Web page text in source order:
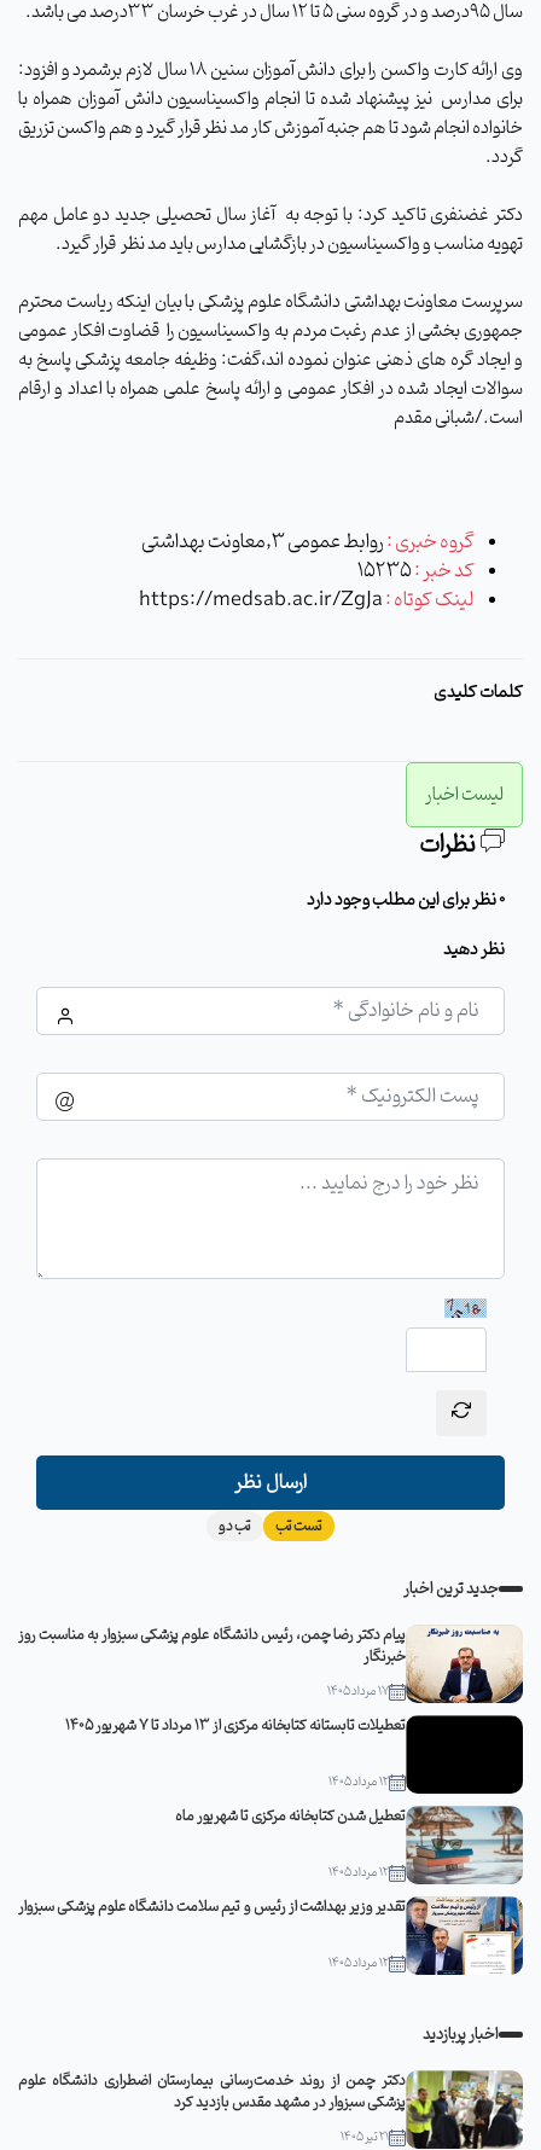
سال 95درصد و در گروه سنی ۵ تا 12 سال در غرب خرسان 33درصد می باشد.
وی ارائه کارت واکسن را برای دانش آموزان سنین ۱۸ سال لازم برشمرد و افزود:
برای مدارس نیز پیشنهاد شده تا انجام واکسیناسیون دانش آموزان همراه با
خانواده انجام شود تا هم جنبه آموزش کار مد نظر قرار گیرد و هم واکسن تزریق
گردد.
دکتر غضنفری تاکید کرد: با توجه به آغاز سال تحصیلی جدید دو عامل مهم
تهویه مناسب و واکسیناسیون در بازگشایی مدارس باید مد نظر قرار گیرد.‌
سرپرست معاونت بهداشتی دانشگاه علوم پزشکی با بیان اینکه ریاست محترم
جمهوری بخشی از عدم رغبت مردم به واکسیناسیون را قضاوت افکار عمومی
و ایجاد گره های ذهنی عنوان نموده اند،گفت: وظیفه جامعه پزشکی پاسخ به
سوالات ایجاد شده در افکار عمومی و ارائه پاسخ علمی همراه با اعداد و ارقام
است./شبانی مقدم
گروه خبری :روابط عمومی 3,معاونت بهداشتی
کد خبر :15235
لینک کوتاه :https://medsab.ac.ir/ZgJa
کلمات کلیدی
لیست اخبار
نظرات
0 نظر برای این مطلب وجود دارد
نظر دهید
ارسال نظر
تست تب تب دو
جدید ترین اخبار
پیام دکتر رضا چمن، رئیس دانشگاه علوم پزشکی سبزوار به مناسبت روز
خبرنگار
17 مرداد 1405
تعطیلات تابستانه کتابخانه مرکزی از 13 مرداد تا 7 شهریور 1405
12 مرداد 1405
تعطیل شدن کتابخانه مرکزی تا شهریور ماه
12 مرداد 1405
تقدیر وزیر بهداشت از رئیس و تیم سلامت دانشگاه علوم پزشکی سبزوار
12 مرداد 1405
اخبار پربازدید
دکتر چمن از روند خدمت‌رسانی بیمارستان اضطراری دانشگاه علوم
پزشکی سبزوار در مشهد مقدس بازدید کرد
21 تیر 1405